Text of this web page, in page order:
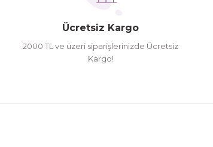
Hamit Çakıcı | 15/04/2026
Ücretsiz Kargo
2000 TL ve üzeri siparişlerinizde Ücretsiz
Kargo!